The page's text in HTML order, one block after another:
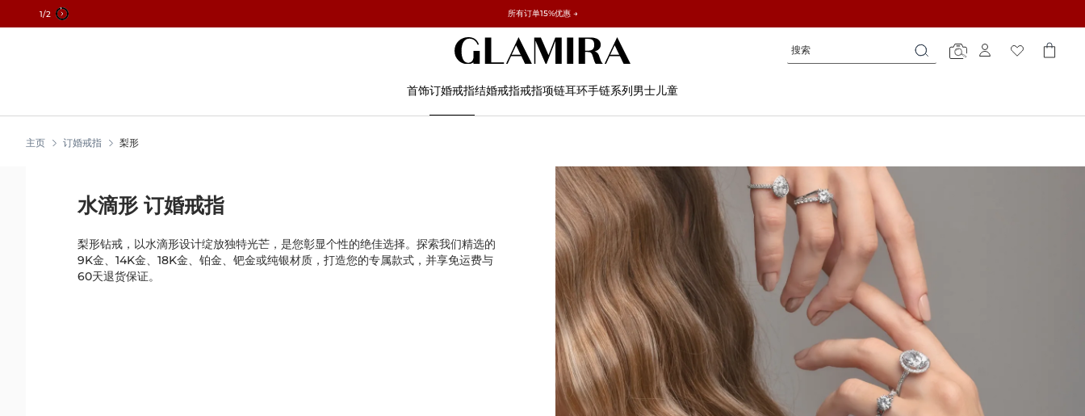
2/2 所有订单15%优惠 →
✓ 60天退货 ✓ 免费调整尺寸
搜
索
索
首饰订婚戒指结婚戒指戒指项链耳环手链系列男士儿童
主页 订婚戒指 梨形
水滴形 订婚戒指
梨形钻戒，以水滴形设计绽放独特光芒，是您彰显个性的绝佳选择。探索我们精选的
9K金、14K金、18K金、铂金、钯金或纯银材质，打造您的专属款式，并享免运费与
60天退货保证。